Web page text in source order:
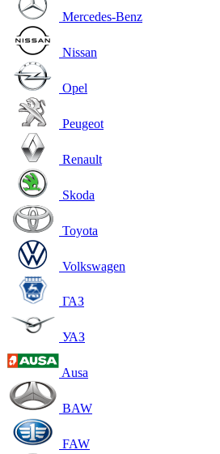
Mercedes-Benz
Nissan
Opel
Peugeot
Renault
Skoda
Toyota
Volkswagen
ГАЗ
УАЗ
Ausa
BAW
FAW